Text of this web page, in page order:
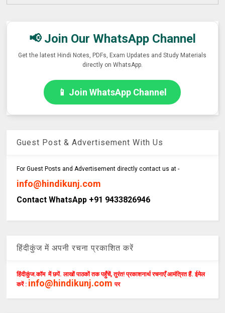
📢 Join Our WhatsApp Channel
Get the latest Hindi Notes, PDFs, Exam Updates and Study Materials
directly on WhatsApp.
📱 Join WhatsApp Channel
Guest Post & Advertisement With Us
For Guest Posts and Advertisement directly contact us at -
info@hindikunj.com
Contact WhatsApp +91 9433826946
हिंदीकुंज में अपनी रचना प्रकाशित करें
हिंदीकुंज.कॉम में छपें. लाखों पाठकों तक पहुँचें, तुरंत! प्रकाशनार्थ रचनाएँ आमंत्रित हैं. ईमेल
करें : info@hindikunj.com पर